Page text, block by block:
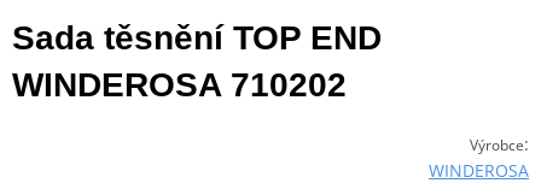
Sada těsnění TOP END
WINDEROSA 710202
Výrobce:
WINDEROSA